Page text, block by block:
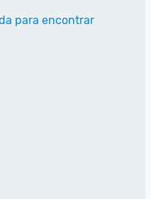
para encontrar